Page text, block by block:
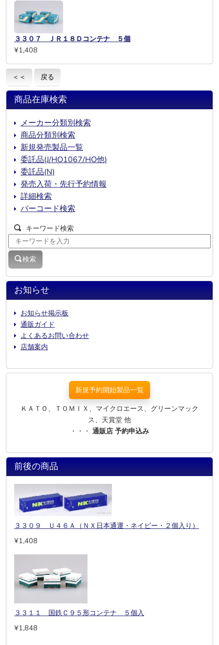
３３０７ ＪＲ１８Ｄコンテナ ５個
¥1,408
＜＜ 戻る
お知らせ
お知らせ掲示板
通販ガイド
よくあるお問い合わせ
店舗案内
商品在庫検索
メーカー分類別検索
商品分類別検索
新規発売製品一覧
委託品(J/HO1067/HO他)
委託品(N)
発売入荷・先行予約情報
詳細検索
バーコード検索
キーワード検索
検索
新規予約開始製品一覧
ＫＡＴＯ、ＴＯＭＩＸ、マイクロエース、グリーンマック
ス、天賞堂 他
・・・ 通販店 予約申込み
前後の商品
３３０９ Ｕ４６Ａ（ＮＸ日本通運・ネイビー・２個入り）
¥1,408
３３１１ 国鉄Ｃ９５形コンテナ ５個入
¥1,848